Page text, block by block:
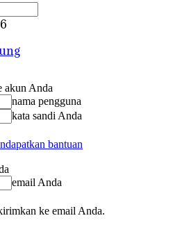
akun Anda
nama pengguna
kata sandi Anda
bantuan
email Anda
ke email Anda.